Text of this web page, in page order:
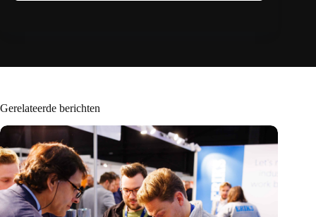
Gerelateerde berichten